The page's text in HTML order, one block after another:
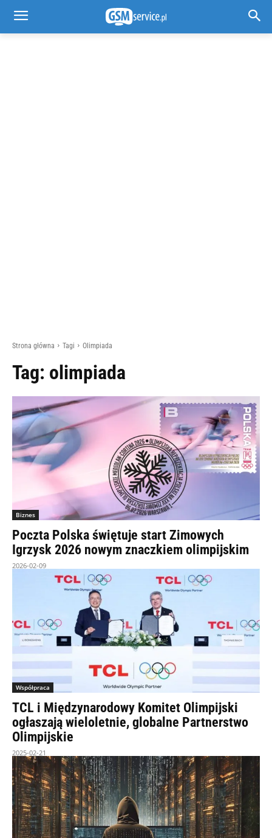
Strona główna Tagi Olimpiada
Tag: olimpiada
Biznes
Poczta Polska świętuje start Zimowych
Igrzysk 2026 nowym znaczkiem olimpijskim
2026-02-09
Współpraca
TCL i Międzynarodowy Komitet Olimpijski
ogłaszają wieloletnie, globalne Partnerstwo
Olimpijskie
2025-02-21